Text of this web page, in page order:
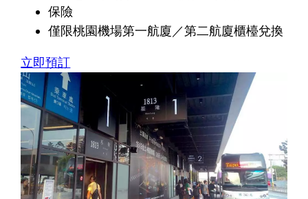
保險
僅限桃園機場第一航廈／第二航廈櫃檯兌換
立即預訂